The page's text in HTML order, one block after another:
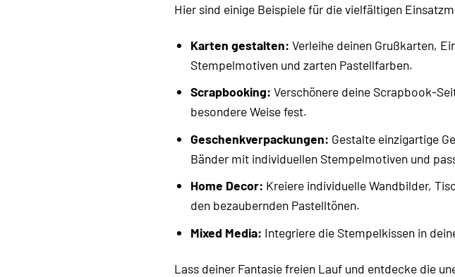
Hier sind einige Beispiele für die vielfältigen
Karten gestalten: Verleihe deinen Grußkarten,
Stempelmotiven und zarten Pastellfarben.
Scrapbooking: Verschönere deine Scrapbook-
besondere Weise fest.
Geschenkverpackungen: Gestalte einzigartige
Bänder mit individuellen Stempelmotiven und
Home Decor: Kreiere individuelle Wandbilder,
den bezaubernden Pastelltönen.
Mixed Media: Integriere die Stempelkissen in
Lass deiner Fantasie freien Lauf und entdecke die